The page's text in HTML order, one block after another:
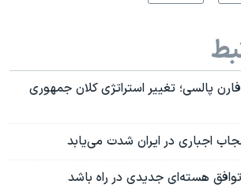
پالسی؛ تغییر استراتژی کلان جمهوری
اجباری در ایران شدت می‌یابد
هسته‌ای جدیدی در راه باشد